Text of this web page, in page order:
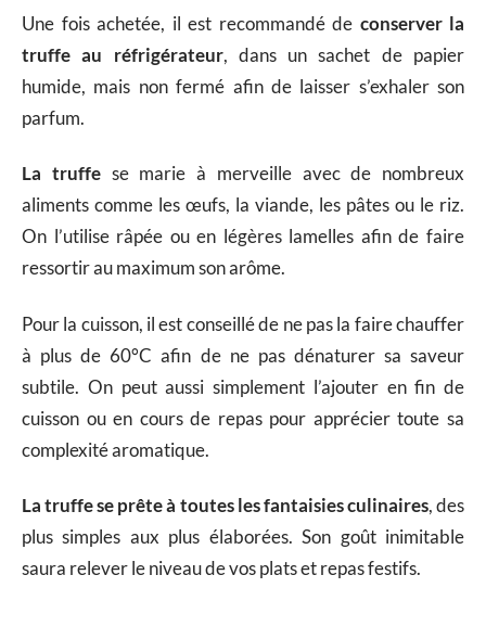
Une fois achetée, il est recommandé de conserver la
truffe au réfrigérateur, dans un sachet de papier
humide, mais non fermé afin de laisser s’exhaler son
parfum.
La truffese marie à merveille avec de nombreux
aliments comme les œufs, la viande, les pâtes ou le riz.
On l’utilise râpée ou en légères lamelles afin de faire
ressortir au maximum son arôme.
Pour la cuisson, il est conseillé de ne pas la faire chauffer
à plus de 60°C afin de ne pas dénaturer sa saveur
subtile. On peut aussi simplement l’ajouter en fin de
cuisson ou en cours de repas pour apprécier toute sa
complexité aromatique.
La truffe se prête à toutes les fantaisies culinaires, des
plus simples aux plus élaborées. Son goût inimitable
saura relever le niveau de vos plats et repas festifs.